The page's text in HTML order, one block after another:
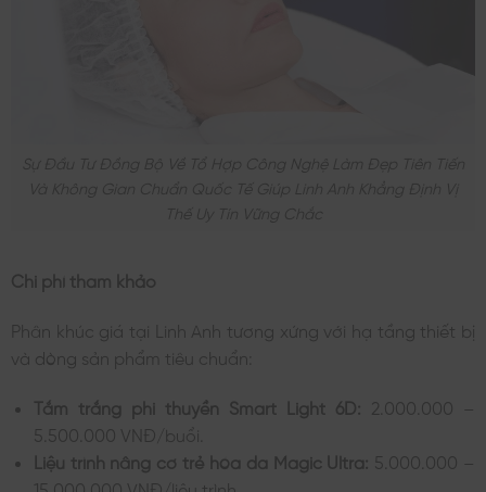
Sự Đầu Tư Đồng Bộ Về Tổ Hợp Công Nghệ Làm Đẹp Tiên Tiến
Và Không Gian Chuẩn Quốc Tế Giúp Linh Anh Khẳng Định Vị
Thế Uy Tín Vững Chắc
Chi phí tham khảo
Phân khúc giá tại Linh Anh tương xứng với hạ tầng thiết bị
và dòng sản phẩm tiêu chuẩn:
Tắm trắng phi thuyền Smart Light 6D: 2.000.000 –
5.500.000 VNĐ/buổi.
Liệu trình nâng cơ trẻ hóa da Magic Ultra: 5.000.000 –
15.000.000 VNĐ/liệu trình.